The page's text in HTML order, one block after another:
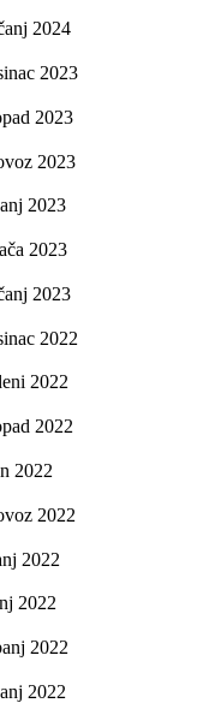
2024
2023
2023
2023
2023
2023
2023
2022
2022
2022
2022
2022
2022
2022
2022
2022